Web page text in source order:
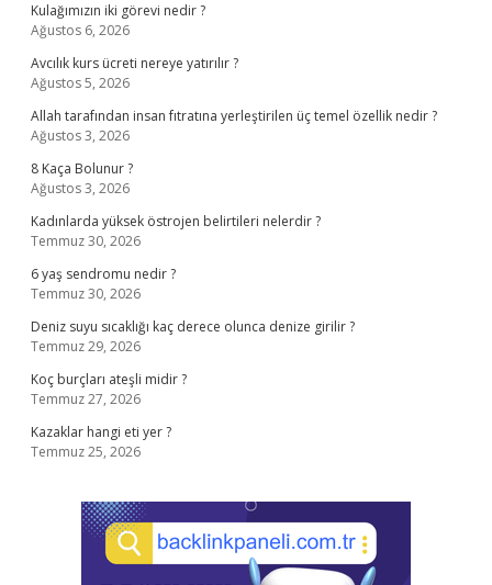
Kulağımızın iki görevi nedir ?
Ağustos 6, 2026
Avcılık kurs ücreti nereye yatırılır ?
Ağustos 5, 2026
Allah tarafından insan fıtratına yerleştirilen üç temel özellik nedir ?
Ağustos 3, 2026
8 Kaça Bolunur ?
Ağustos 3, 2026
Kadınlarda yüksek östrojen belirtileri nelerdir ?
Temmuz 30, 2026
6 yaş sendromu nedir ?
Temmuz 30, 2026
Deniz suyu sıcaklığı kaç derece olunca denize girilir ?
Temmuz 29, 2026
Koç burçları ateşli midir ?
Temmuz 27, 2026
Kazaklar hangi eti yer ?
Temmuz 25, 2026